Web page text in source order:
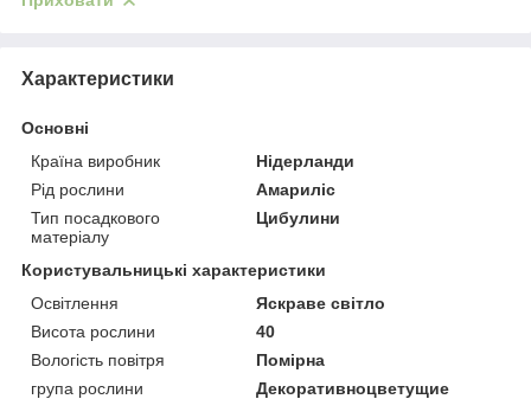
Характеристики
Основні
Країна виробник
Нідерланди
Рід рослини
Амариліс
Тип посадкового
матеріалу
Цибулини
Користувальницькі характеристики
Освітлення
Яскраве світло
Висота рослини
40
Вологість повітря
Помірна
група рослини
Декоративноцветущие